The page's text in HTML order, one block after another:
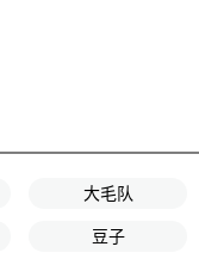
大毛队
豆子